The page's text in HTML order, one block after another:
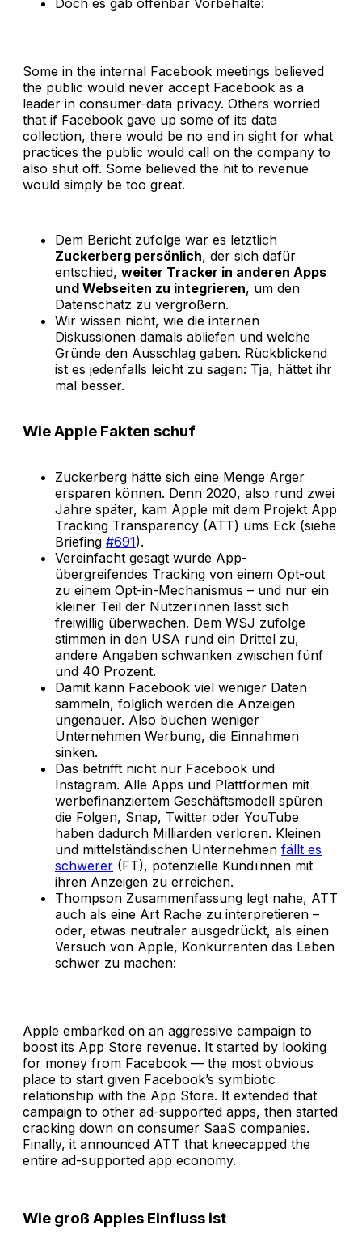
Doch es gab offenbar Vorbehalte:
Some in the internal Facebook meetings believed
the public would never accept Facebook as a
leader in consumer-data privacy. Others worried
that if Facebook gave up some of its data
collection, there would be no end in sight for what
practices the public would call on the company to
also shut off. Some believed the hit to revenue
would simply be too great.
Dem Bericht zufolge war es letztlich
Zuckerberg persönlich, der sich dafür
entschied, weiter Tracker in anderen Apps
und Webseiten zu integrieren, um den
Datenschatz zu vergrößern.
Wir wissen nicht, wie die internen
Diskussionen damals abliefen und welche
Gründe den Ausschlag gaben. Rückblickend
ist es jedenfalls leicht zu sagen: Tja, hättet ihr
mal besser.
Wie Apple Fakten schuf
Zuckerberg hätte sich eine Menge Ärger
ersparen können. Denn 2020, also rund zwei
Jahre später, kam Apple mit dem Projekt App
Tracking Transparency (ATT) ums Eck (siehe
Briefing #691).
Vereinfacht gesagt wurde App-
übergreifendes Tracking von einem Opt-out
zu einem Opt-in-Mechanismus – und nur ein
kleiner Teil der Nutzerïnnen lässt sich
freiwillig überwachen. Dem WSJ zufolge
stimmen in den USA rund ein Drittel zu,
andere Angaben schwanken zwischen fünf
und 40 Prozent.
Damit kann Facebook viel weniger Daten
sammeln, folglich werden die Anzeigen
ungenauer. Also buchen weniger
Unternehmen Werbung, die Einnahmen
sinken.
Das betrifft nicht nur Facebook und
Instagram. Alle Apps und Plattformen mit
werbefinanziertem Geschäftsmodell spüren
die Folgen, Snap, Twitter oder YouTube
haben dadurch Milliarden verloren. Kleinen
und mittelständischen Unternehmen fällt es
schwerer (FT), potenzielle Kundïnnen mit
ihren Anzeigen zu erreichen.
Thompson Zusammenfassung legt nahe, ATT
auch als eine Art Rache zu interpretieren –
oder, etwas neutraler ausgedrückt, als einen
Versuch von Apple, Konkurrenten das Leben
schwer zu machen:
Apple embarked on an aggressive campaign to
boost its App Store revenue. It started by looking
for money from Facebook — the most obvious
place to start given Facebook’s symbiotic
relationship with the App Store. It extended that
campaign to other ad-supported apps, then started
cracking down on consumer SaaS companies.
Finally, it announced ATT that kneecapped the
entire ad-supported app economy.
Wie groß Apples Einfluss ist